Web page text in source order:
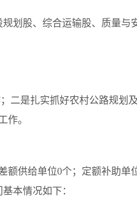
划股、综合运输股、质量与
二是扎实抓好农村公路规划
作。
供给单位0个；定额补助
本情况如下：